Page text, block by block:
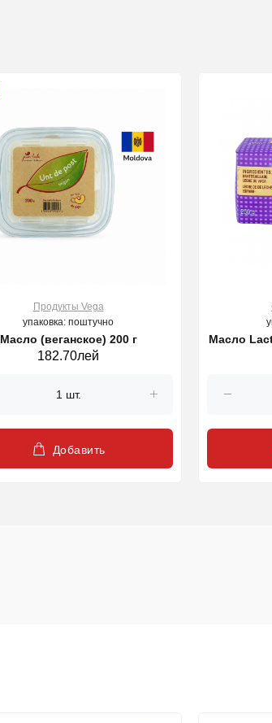
Продукты Vega
упаковка: поштучно
Масло (веганское) 200 г
182.70лей
Добавить
Масло